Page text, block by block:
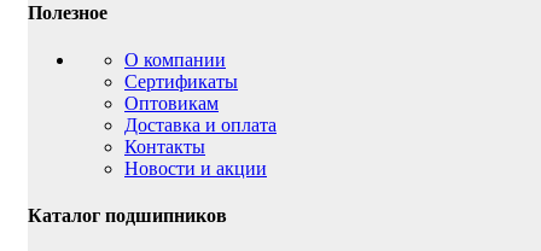
Полезное
О компании
Сертификаты
Оптовикам
Доставка и оплата
Контакты
Новости и акции
Каталог подшипников